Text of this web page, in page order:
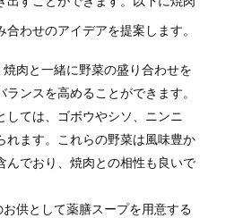
合わせのアイデアを提案します。
肉と一緒に野菜の盛り合わせを
ンスを高めることができます。
しては、ゴボウやシソ、ニンニ
れます。これらの野菜は風味豊か
んでおり、焼肉との相性も良いで
供として薬膳スープを用意する